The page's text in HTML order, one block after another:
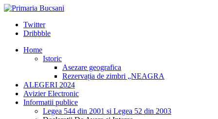
Twitter
Dribbble
Home
Istoric
Asezare geografica
Rezervația de zimbri „NEAGRA
ALEGERI 2024
Avizier Electronic
Informatii publice
Legea 544 din 2001 si Legea 52 din 2003